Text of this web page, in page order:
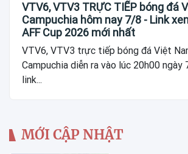
VTV6, VTV3 TRỰC TIẾP bóng đá
Campuchia hôm nay 7/8 - Link
AFF Cup 2026 mới nhất
VTV6, VTV3 trực tiếp bóng đá Việt
Campuchia diễn ra vào lúc 20h00 ngày
link...
MỚI CẬP NHẬT